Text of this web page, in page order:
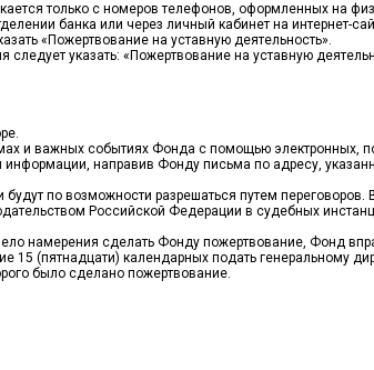
только с номеров телефонов, оформленных на
банка или через личный кабинет на интернет-
«Пожертвование на уставную деятельность».
указать: «Пожертвование на уставную
и важных событиях Фонда с помощью электронных,
направив Фонду письма по адресу,
по возможности разрешаться путем переговоров.
Российской Федерации в судебных
намерения сделать Фонду пожертвование, Фонд
(пятнадцати) календарных подать генеральному
было сделано пожертвование.